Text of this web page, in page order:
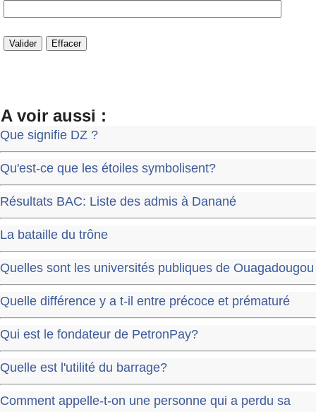
A voir aussi :
Que signifie DZ ?
Qu'est-ce que les étoiles symbolisent?
Résultats BAC: Liste des admis à Danané
La bataille du trône
Quelles sont les universités publiques de Ouagadougou
Quelle différence y a t-il entre précoce et prématuré
Qui est le fondateur de PetronPay?
Quelle est l'utilité du barrage?
Comment appelle-t-on une personne qui a perdu sa